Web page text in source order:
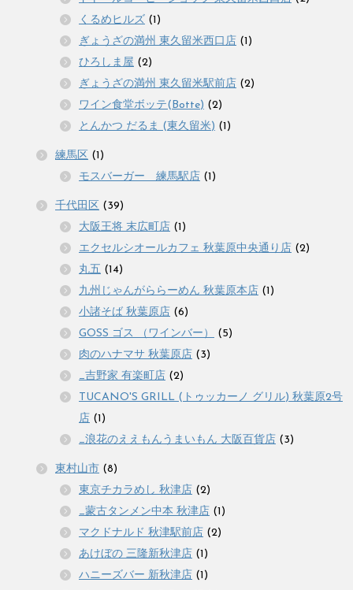
くるめヒルズ (1)
ぎょうざの満州 東久留米西口店 (1)
ひろしま屋 (2)
ぎょうざの満州 東久留米駅前店 (2)
ワイン食堂ボッテ(Botte) (2)
とんかつ だるま (東久留米) (1)
練馬区 (1)
モスバーガー 練馬駅店 (1)
千代田区 (39)
大阪王将 末広町店 (1)
エクセルシオールカフェ 秋葉原中央通り店 (2)
丸五 (14)
九州じゃんがららーめん 秋葉原本店 (1)
小諸そば 秋葉原店 (6)
GOSS ゴス （ワインバー）
(5)
肉のハナマサ 秋葉原店 (3)
_吉野家 有楽町店 (2)
TUCANO'S GRILL (トゥッカーノ グリル) 秋葉原2号
店 (1)
_浪花のええもんうまいもん 大阪百貨店 (3)
東村山市 (8)
東京チカラめし 秋津店 (2)
_蒙古タンメン中本 秋津店 (1)
マクドナルド 秋津駅前店 (2)
あけぼの 三隆新秋津店 (1)
ハニーズバー 新秋津店 (1)